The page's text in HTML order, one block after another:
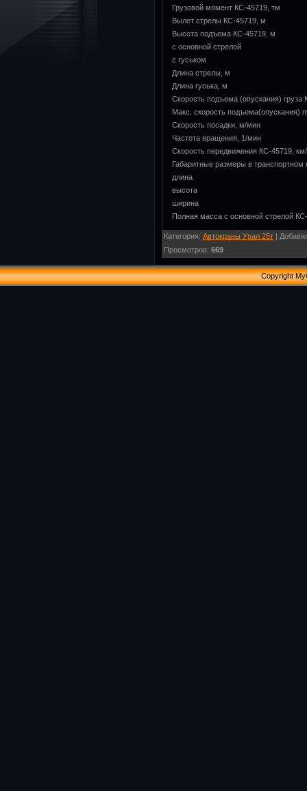
Грузовой момент КС-45719, тм
Вылет стрелы КС-45719, м
Высота подъема КС-45719, м
с основной стрелой
с гуськом
Длина стрелы, м
Длина гуська, м
Скорость подъема (опускания)
Макс. скорость подъема(опускания)
Скорость посадки, м/мин
Частота вращения, 1/мин
Скорость передвижения КС-45719,
Габаритные размеры в
длина
высота
ширина
Полная масса с основной стрелой
Категория: Автокраны Урал 25т |
Просмотров: 669
Copyright